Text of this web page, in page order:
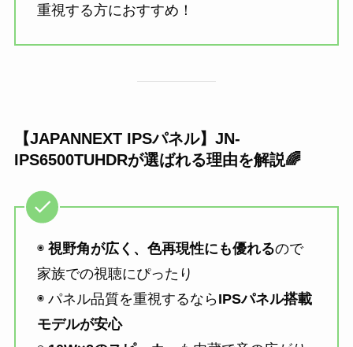
重視する方におすすめ！
【JAPANNEXT IPSパネル】JN-
IPS6500TUHDRが選ばれる理由を解説🌈
◉ 視野角が広く、色再現性にも優れるので
家族での視聴にぴったり
◉ パネル品質を重視するならIPSパネル搭載
モデルが安心